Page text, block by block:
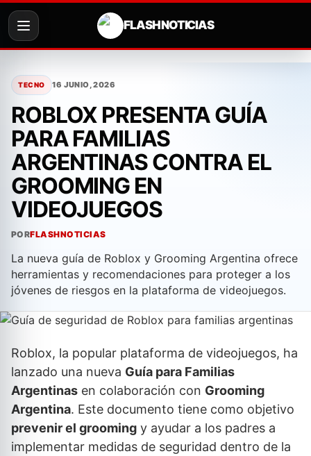
contenido
FLASH NOTICIAS
TECNO 16 JUNIO, 2026
ROBLOX PRESENTA GUÍA
PARA FAMILIAS
ARGENTINAS CONTRA EL
GROOMING EN
VIDEOJUEGOS
PORFLASHNOTICIAS
La nueva guía de Roblox y Grooming Argentina ofrece
herramientas y recomendaciones para proteger a los
jóvenes de riesgos en la plataforma de videojuegos.
Roblox, la popular plataforma de videojuegos, ha
lanzado una nueva Guía para Familias
Argentinas en colaboración con Grooming
Argentina. Este documento tiene como objetivo
prevenir el grooming y ayudar a los padres a
implementar medidas de seguridad dentro de la